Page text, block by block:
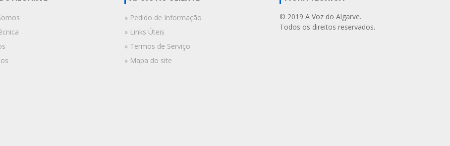
» Pedido de Informação
» Links Úteis
» Termos de Serviço
» Mapa do site
© 2019 A Voz do Algarve.
Todos os direitos reservados.